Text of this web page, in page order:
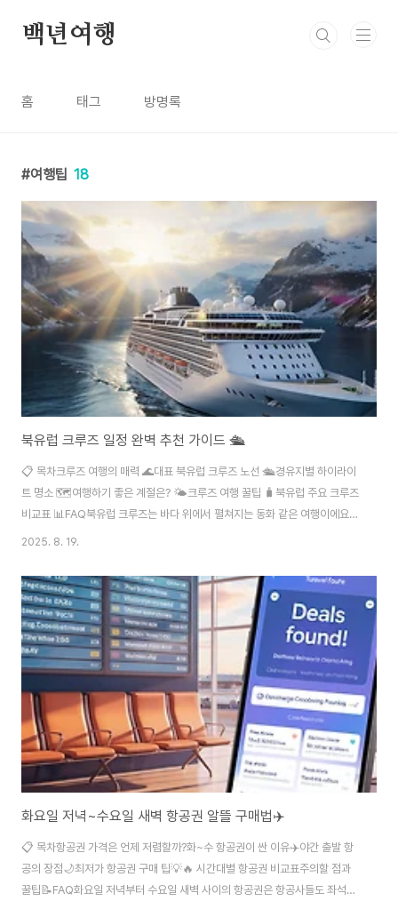
백년여행
홈 태그 방명록
여행팁 18
북유럽 크루즈 일정 완벽 추천 가이드 🛳️
📋 목차크루즈 여행의 매력 🌊대표 북유럽 크루즈 노선 🛳️경유지별 하이라이
트 명소 🗺️여행하기 좋은 계절은? 🌤️크루즈 여행 꿀팁 🧳북유럽 주요 크루즈
비교표 📊FAQ북유럽 크루즈는 바다 위에서 펼쳐지는 동화 같은 여행이에요.
깊은 피오르드, 고요한 항구 도시, 백야의 마법까지 모두 경험할 수 있죠. 특히
아주 많답니다. 내가 생각했을 때 크루즈 여행의 가장 큰 장점은 짐을 자주 쌀
필요 없이 호텔처럼 편하게 머무르며 매일 다른 도시에 도착할 수 있다는 점이
에요. 편안함과 효율, 그리고 아름다운 경치를 동시에 누릴 수 있는 최적의 방식
이죠. 2025년 북유럽 크루즈 일정은 특히 자연과 도시가 조화를 이루는 코스
들이 주..
2025. 8. 19.
화요일 저녁~수요일 새벽 항공권 알뜰 구매법✈️
📋 목차항공권 가격은 언제 저렴할까?화~수 항공권이 싼 이유✈️야간 출발 항
공의 장점🌙최저가 항공권 구매 팁💡🔥 시간대별 항공권 비교표주의할 점과
꿀팁📝FAQ화요일 저녁부터 수요일 새벽 사이의 항공권은 항공사들도 좌석을